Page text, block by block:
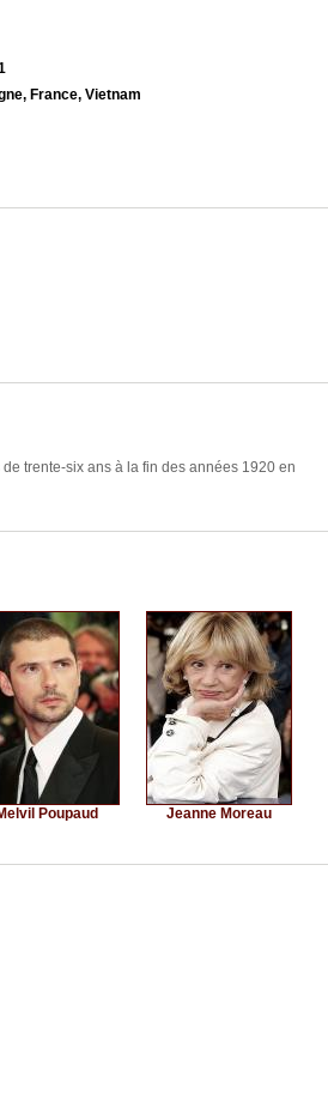
France, Vietnam
trente-six ans à la fin des années 1920 en
Poupaud Jeanne Moreau